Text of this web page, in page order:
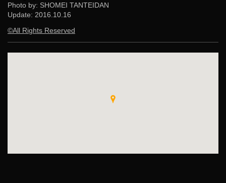
Photo by: SHOMEI TANTEIDAN
Update: 2016.10.16
©All Rights Reserved